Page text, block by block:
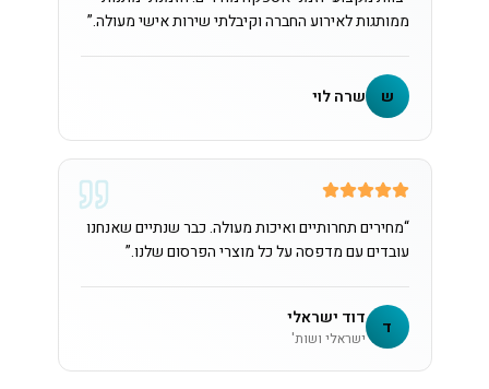
ממותגות לאירוע החברה וקיבלתי שירות אישי מעולה.”
ש שרה לוי
“מחירים תחרותיים ואיכות מעולה. כבר שנתיים שאנחנו
עובדים עם מדפסה על כל מוצרי הפרסום שלנו.”
ד דוד ישראלי
ישראלי ושות'